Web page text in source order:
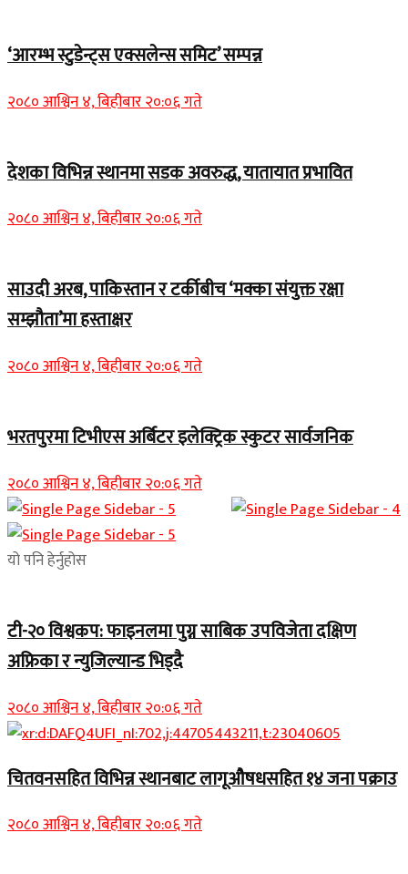
‘आरम्भ स्टुडेन्ट्स एक्सलेन्स समिट’ सम्पन्न
२०८० आश्विन ४, बिहीबार २०:०६ गते
देशका विभिन्न स्थानमा सडक अवरुद्ध, यातायात प्रभावित
२०८० आश्विन ४, बिहीबार २०:०६ गते
साउदी अरब, पाकिस्तान र टर्कीबीच ‘मक्का संयुक्त रक्षा
सम्झौता’मा हस्ताक्षर
२०८० आश्विन ४, बिहीबार २०:०६ गते
भरतपुरमा टिभीएस अर्बिटर इलेक्ट्रिक स्कुटर सार्वजनिक
२०८० आश्विन ४, बिहीबार २०:०६ गते
यो पनि हेर्नुहोस
टी-२० विश्वकप: फाइनलमा पुग्न साबिक उपविजेता दक्षिण
अफ्रिका र न्युजिल्यान्ड भिड्दै
२०८० आश्विन ४, बिहीबार २०:०६ गते
चितवनसहित विभिन्न स्थानबाट लागूऔषधसहित १४ जना पक्राउ
२०८० आश्विन ४, बिहीबार २०:०६ गते